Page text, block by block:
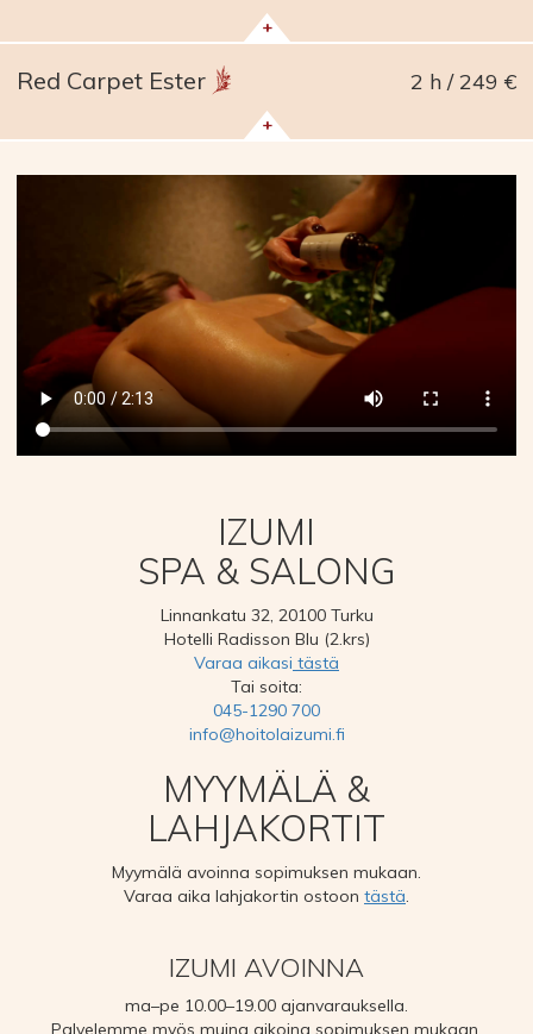
+
Red Carpet Ester 2 h 249 €
+
IZUMI
SPA & SALONG
Linnankatu 32, 20100 Turku
Hotelli Radisson Blu (2.krs)
Varaa aikasi tästä
Tai soita:
045-1290 700
info@hoitolaizumi.fi
MYYMÄLÄ &
LAHJAKORTIT
Myymälä avoinna sopimuksen mukaan.
Varaa aika lahjakortin ostoon tästä.
IZUMI AVOINNA
ma–pe 10.00–19.00 ajanvarauksella.
Palvelemme myös muina aikoina sopimuksen mukaan.